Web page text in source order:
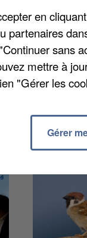
Ils
elle-
en
partenaires
sans
mettre à
"Gérer les
Gérer